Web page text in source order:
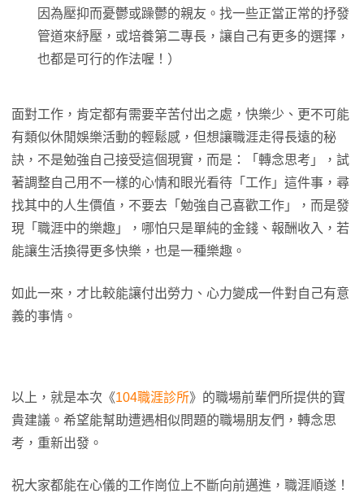
因為壓抑而憂鬱或躁鬱的親友。找一些正當正常的抒發
管道來紓壓，或培養第二專長，讓自己有更多的選擇，
也都是可行的作法喔！）
面對工作，肯定都有需要辛苦付出之處，快樂少、更不可能
有類似休閒娛樂活動的輕鬆感，但想讓職涯走得長遠的秘
訣，不是勉強自己接受這個現實，而是：「轉念思考」，試
著調整自己用不一樣的心情和眼光看待「工作」這件事，尋
找其中的人生價值，不要去「勉強自己喜歡工作」，而是發
現「職涯中的樂趣」，哪怕只是單純的金錢、報酬收入，若
能讓生活換得更多快樂，也是一種樂趣。
如此一來，才比較能讓付出勞力、心力變成一件對自己有意
義的事情。
以上，就是本次《104職涯診所》的職場前輩們所提供的寶
貴建議。希望能幫助遭遇相似問題的職場朋友們，轉念思
考，重新出發。
祝大家都能在心儀的工作崗位上不斷向前邁進，職涯順遂！